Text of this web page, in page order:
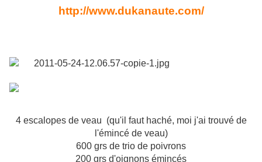
http://www.dukanaute.com/
4 escalopes de veau (qu'il faut haché, moi j'ai trouvé de
l'émincé de veau)
600 grs de trio de poivrons
200 grs d'oignons émincés